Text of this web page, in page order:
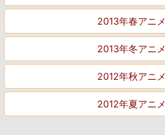
2013年春アニメ
2013年冬アニメ
2012年秋アニメ
2012年夏アニメ